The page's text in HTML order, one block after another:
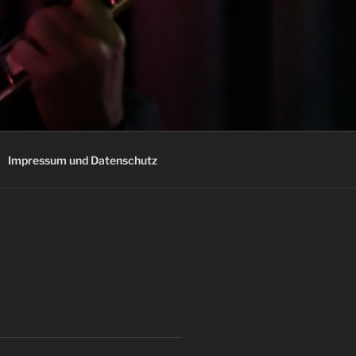
Impressum und Datenschutz